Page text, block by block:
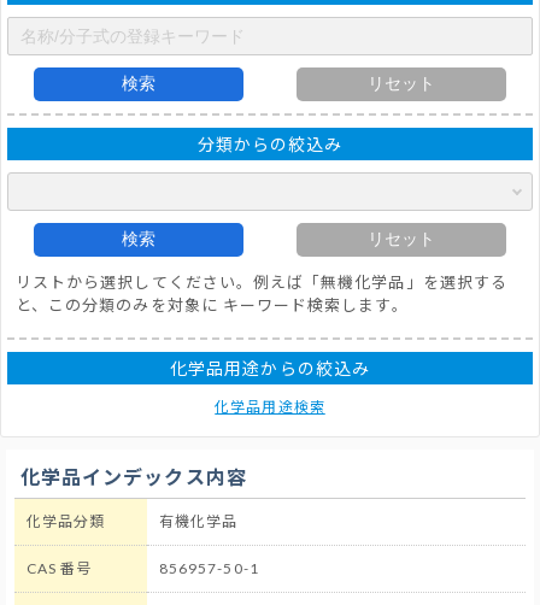
検索 リセット
分類からの絞込み
検索 リセット
リストから選択してください。例えば「無機化学品」を選択する
と、この分類のみを対象に キーワード検索します。
化学品用途からの絞込み
化学品用途検索
化学品インデックス内容
化学品分類 有機化学品
CAS 番号 856957-50-1